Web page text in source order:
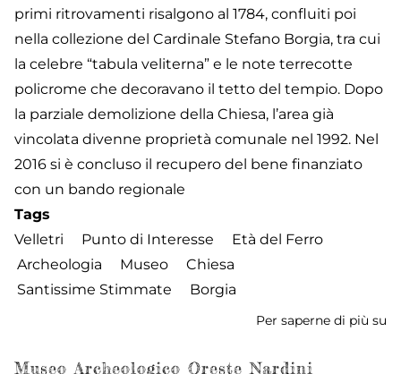
primi ritrovamenti risalgono al 1784, confluiti poi
nella collezione del Cardinale Stefano Borgia, tra cui
la celebre “tabula veliterna” e le note terrecotte
policrome che decoravano il tetto del tempio. Dopo
la parziale demolizione della Chiesa, l’area già
vincolata divenne proprietà comunale nel 1992. Nel
2016 si è concluso il recupero del bene finanziato
con un bando regionale
Tags
Velletri
Punto di Interesse
Età del Ferro
Archeologia
Museo
Chiesa
Santissime Stimmate
Borgia
Per saperne di più su
Museo Archeologico Oreste Nardini